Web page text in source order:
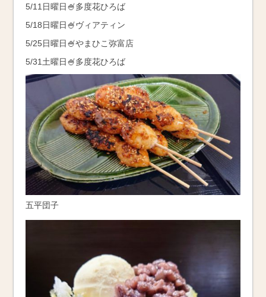
5/11日曜日🍧多度花ひろば
5/18日曜日🍧ヴィアティン
5/25日曜日🍧やまひこ弥富店
5/31土曜日🍧多度花ひろば
五平団子